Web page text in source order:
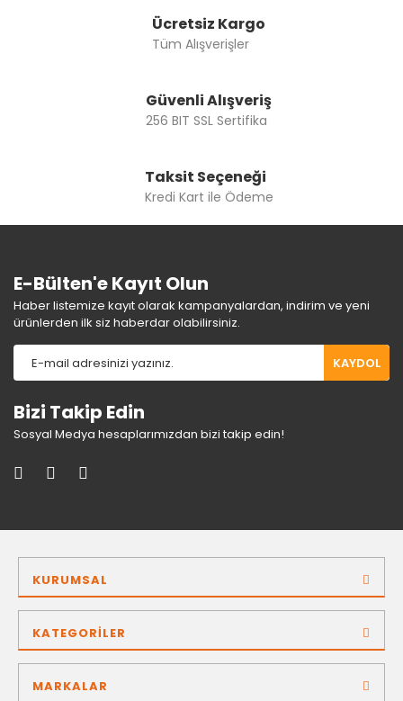
Ücretsiz Kargo
Tüm Alışverişler
Güvenli Alışveriş
256 BIT SSL Sertifika
Taksit Seçeneği
Kredi Kart ile Ödeme
E-Bülten'e Kayıt Olun
Haber listemize kayıt olarak kampanyalardan, indirim ve yeni
ürünlerden ilk siz haberdar olabilirsiniz.
KAYDOL
Bizi Takip Edin
Sosyal Medya hesaplarımızdan bizi takip edin!
KURUMSAL
KATEGORİLER
MARKALAR